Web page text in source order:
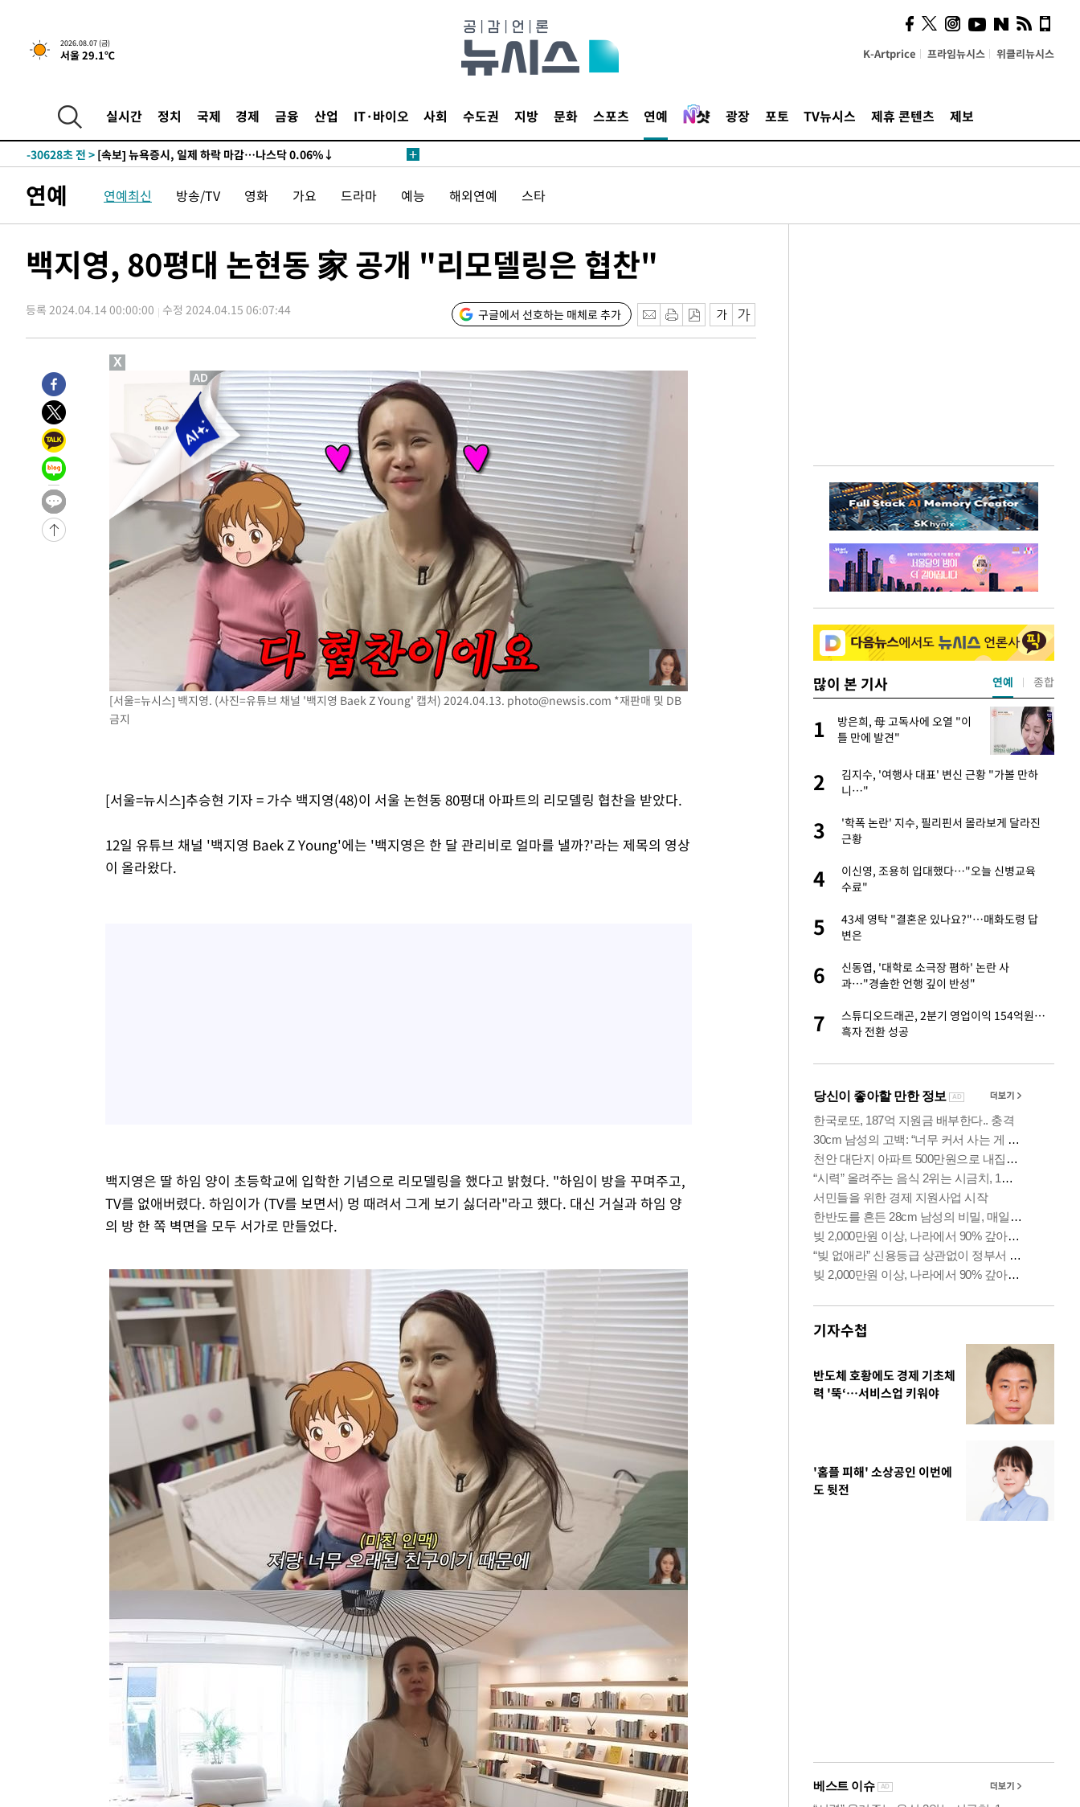
2026.08.07 (금)
서울 29.1℃ K-Artprice 프라임뉴시스 위클리뉴시스
실시간 정치 국제 경제 금융 산업 IT·바이오 사회 수도권 지방 문화 스포츠 연예 광장 포토 TV뉴시스 제휴 콘텐츠 제보
-30628초 전 > [속보] 뉴욕증시, 일제 하락 마감…나스닥 0.06%↓
연예 연예최신 방송/TV 영화 가요 드라마 예능 해외연예 스타
백지영, 80평대 논현동 家 공개 "리모델링은 협찬"
등록 2024.04.14 00:00:00 수정 2024.04.15 06:07:44 구글에서 선호하는 매체로 추가
[서울=뉴시스] 백지영. (사진=유튜브 채널 '백지영 Baek Z Young' 캡처) 2024.04.13. photo@newsis.com *재판매 및 DB
금지
[서울=뉴시스]추승현 기자 = 가수 백지영(48)이 서울 논현동 80평대 아파트의 리모델링 협찬을 받았다.
12일 유튜브 채널 '백지영 Baek Z Young'에는 '백지영은 한 달 관리비로 얼마를 낼까?'라는 제목의 영상
이 올라왔다.
백지영은 딸 하임 양이 초등학교에 입학한 기념으로 리모델링을 했다고 밝혔다. "하임이 방을 꾸며주고,
TV를 없애버렸다. 하임이가 (TV를 보면서) 멍 때려서 그게 보기 싫더라"라고 했다. 대신 거실과 하임 양
의 방 한 쪽 벽면을 모두 서가로 만들었다.
많이 본 기사
재는 내부 지침 준수"
니…"
1
방은희, 母 고독사에 오열 "이
틀 만에 발견"
2
김지수, '여행사 대표' 변신 근황 "가볼 만하
니…"
3
'학폭 논란' 지수, 필리핀서 몰라보게 달라진
근황
4
이신영, 조용히 입대했다…"오늘 신병교육
수료"
5
43세 영탁 "결혼운 있나요?"…매화도령 답
변은
6
신동엽, '대학로 소극장 폄하' 논란 사
과…"경솔한 언행 깊이 반성"
7
스튜디오드래곤, 2분기 영업이익 154억원…
흑자 전환 성공
연예 종합
기자수첩
반도체 호황에도 경제 기초체
력 '뚝‘…서비스업 키워야
'홈플 피해' 소상공인 이번에
도 뒷전
X